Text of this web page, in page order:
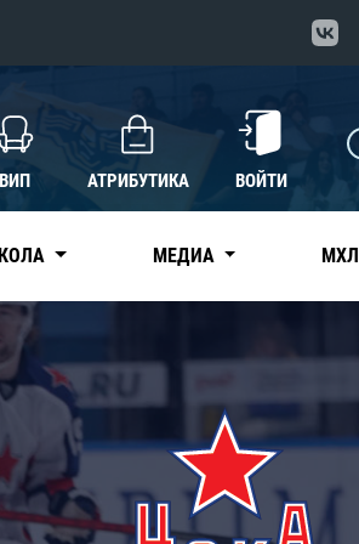
ВИП АТРИБУТИКА ВОЙТИ
МЕДИА МХЛ